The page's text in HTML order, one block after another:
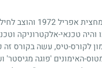
אפריל1972 והוצב
טכנאי-אלקטרוניקה
לקורס-טיס, עשה בקורס זה
האימונים 'פוגה מגיסטר'